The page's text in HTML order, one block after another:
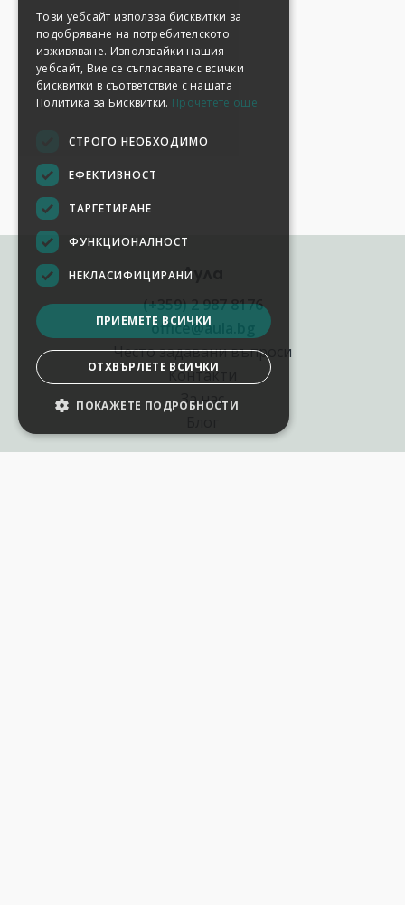
Аула
(+359) 2 987 8176
office@aula.bg
Често задавани въпроси
Контакти
За нас
Този уебсайт използва бисквитки за
подобряване на потребителското
изживяване. Използвайки нашия
уебсайт, Вие се съгласявате с всички
бисквитки в съответствие с нашата
Политика за Бисквитки. Прочетете още
СТРОГО НЕОБХОДИМО
ЕФЕКТИВНОСТ
ТАРГЕТИРАНЕ
ФУНКЦИОНАЛНОСТ
НЕКЛАСИФИЦИРАНИ
ПРИЕМЕТЕ ВСИЧКИ
ОТХВЪРЛЕТЕ ВСИЧКИ
ПОКАЖЕТЕ ПОДРОБНОСТИ